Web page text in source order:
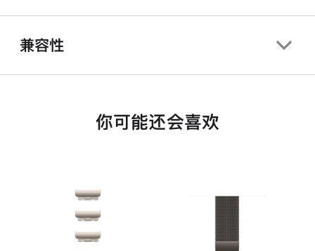
兼容性
你可能还会喜欢